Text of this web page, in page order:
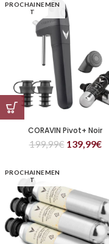
PROCHAINEMEN
T
CORAVIN Pivot+ Noir
199,99€ 139,99€
PROCHAINEMEN
T